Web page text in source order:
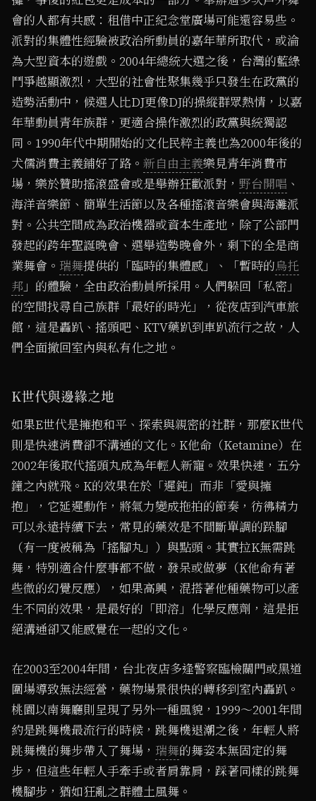
會的人都有共感：租借中正紀念堂廣場可能還容易些。
派對的集體性經驗被政治所動員的嘉年華所取代，或淪
為大型資本的遊戲。2004年總統大選之後，台灣的藍綠
鬥爭越顯激烈，大型的社會性聚集幾乎只發生在政黨的
造勢活動中，候選人比DJ更像DJ的操縱群眾熱情，以嘉
年華動員青年族群，更適合操作激烈的政黨與統獨認
同。1990年代中期開始的文化民粹主義也為2000年後的
犬儒消費主義鋪好了路。 新自由主義樂見青年消費市
場，樂於贊助搖滾盛會或是舉辦狂歡派對， 野台開唱 、
海洋音樂節、簡單生活節以及各種搖滾音樂會與海灘派
對。公共空間成為政治機器或資本生產地，除了公部門
發起的跨年聖誕晚會、選舉造勢晚會外，剩下的全是商
業舞會。 瑞舞提供的「臨時的集體感」、「暫時的烏托
邦」的體驗，全由政治動員所採用。人們躲回「私密」
的空間找尋自己族群「最好的時光」，從夜店到汽車旅
館，這是轟趴、搖頭吧、KTV藥趴到車趴流行之故，人
們全面撤回室內與私有化之地。
K世代與邊緣之地
如果E世代是擁抱和平、探索與親密的社群，那麼K世代
則是快速消費卻不溝通的文化。K他命（Ketamine）在
2002年後取代搖頭丸成為年輕人新寵。效果快速，五分
鐘之內就飛。K的效果在於「遲鈍」而非「愛與擁
抱」，它延遲動作，將氣力變成拖拍的節奏，彷彿精力
可以永遠持續下去，常見的藥效是不間斷單調的跺腳
（有一度被稱為「搖腳丸」）與點頭。其實拉K無需跳
舞，特別適合什麼事都不做，發呆或做夢（K他命有著
些微的幻覺反應），如果高興，混搭著他種藥物可以產
生不同的效果，是最好的「即溶」化學反應劑，這是拒
絕溝通卻又能感覺在一起的文化。
在2003至2004年間，台北夜店多逢警察臨檢關門或黑道
圍場導致無法經營，藥物場景很快的轉移到室內轟趴。
桃園以南舞廳則呈現了另外一種風貌，1999～2001年間
約是跳舞機最流行的時候，跳舞機退潮之後，年輕人將
跳舞機的舞步帶入了舞場， 瑞舞的舞姿本無固定的舞
步，但這些年輕人手牽手或者肩靠肩，踩著同樣的跳舞
機腳步，猶如狂亂之群體土風舞。